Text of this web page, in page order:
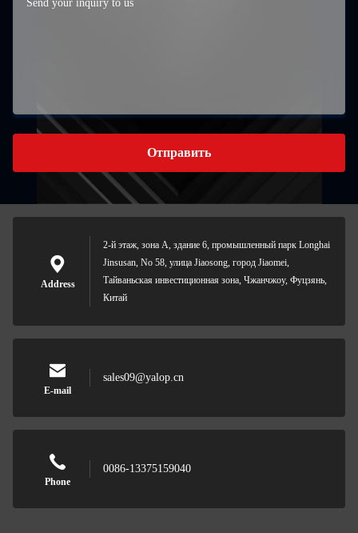
Отправить
Address
2-й этаж, зона А, здание 6, промышленный парк Longhai
Jinsusan, No 58, улица Jiaosong, город Jiaomei,
Тайваньская инвестиционная зона, Чжанчжоу, Фуцзянь,
Китай
E-mail
sales09@yalop.cn
Phone
0086-13375159040